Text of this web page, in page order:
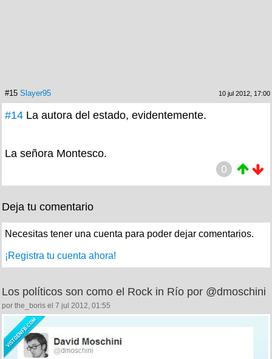
#15 Slayer95 10 jul 2012, 17:00
#14 La autora del estado, evidentemente.
La señora Montesco.
0
Deja tu comentario
Necesitas tener una cuenta para poder dejar comentarios.
¡Registra tu cuenta ahora!
Los políticos son como el Rock in Río por @dmoschini
por the_boris el 7 jul 2012, 01:55